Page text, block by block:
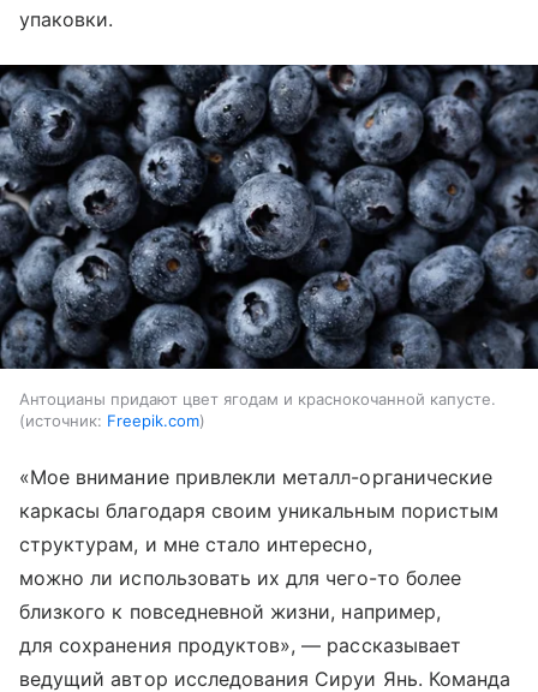
упаковки.
Антоцианы придают цвет ягодам и краснокочанной капусте.
источник: Freepik.com
«Мое внимание привлекли металл-органические
каркасы благодаря своим уникальным пористым
структурам, и мне стало интересно,
можно ли использовать их для чего-то более
близкого к повседневной жизни, например,
для сохранения продуктов», — рассказывает
ведущий автор исследования Сируи Янь. Команда